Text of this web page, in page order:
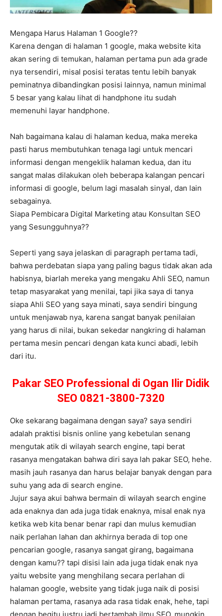
Mengapa Harus Halaman 1 Google??
Karena dengan di halaman 1 google, maka website kita
akan sering di temukan, halaman pertama pun ada grade
nya tersendiri, misal posisi teratas tentu lebih banyak
peminatnya dibandingkan posisi lainnya, namun minimal
5 besar yang kalau lihat di handphone itu sudah
memenuhi layar handphone.
Nah bagaimana kalau di halaman kedua, maka mereka
pasti harus membutuhkan tenaga lagi untuk mencari
informasi dengan mengeklik halaman kedua, dan itu
sangat malas dilakukan oleh beberapa kalangan pencari
informasi di google, belum lagi masalah sinyal, dan lain
sebagainya.
Siapa Pembicara Digital Marketing atau Konsultan SEO
yang Sesungguhnya??
Seperti yang saya jelaskan di paragraph pertama tadi,
bahwa perdebatan siapa yang paling bagus tidak akan ada
habisnya, biarlah mereka yang mengaku Ahli SEO, namun
tetap masyarakat yang menilai, tapi jika saya di tanya
siapa Ahli SEO yang saya minati, saya sendiri bingung
untuk menjawab nya, karena sangat banyak penilaian
yang harus di nilai, bukan sekedar nangkring di halaman
pertama mesin pencari dengan kata kunci abadi, lebih
dari itu.
Pakar SEO Professional di Ogan Ilir Didik
SEO 0821-3800-7320
Oke sekarang bagaimana dengan saya? saya sendiri
adalah praktisi bisnis online yang kebetulan senang
mengutak atik di wilayah search engine, tapi berat
rasanya mengatakan bahwa diri saya lah pakar SEO, hehe.
masih jauh rasanya dan harus belajar banyak dengan para
suhu yang ada di search engine.
Jujur saya akui bahwa bermain di wilayah search engine
ada enaknya dan ada juga tidak enaknya, misal enak nya
ketika web kita benar benar rapi dan mulus kemudian
naik perlahan lahan dan akhirnya berada di top one
pencarian google, rasanya sangat girang, bagaimana
dengan kamu?? tapi disisi lain ada juga tidak enak nya
yaitu website yang menghilang secara perlahan di
halaman google, website yang tidak juga naik di posisi
halaman pertama, rasanya ada rasa tidak enak, hehe, tapi